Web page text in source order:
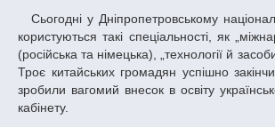
Сьогодні у Дніпропетровському національному університеті навчається більш ніж 300 китайських студентів. Найбільшим попитом серед них
користуються такі спеціальності, як
(російська та німецька), „технології й
Троє китайських громадян успішно
зробили вагомий внесок в освіту
кабінету.